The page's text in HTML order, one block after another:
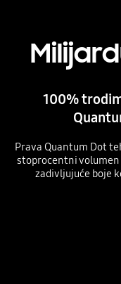
100%
Prava Quantum Dot
stoprocentni
zadivljujuće boje